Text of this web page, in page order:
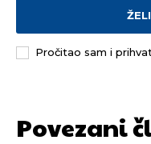
Pročitao sam i
Povezani